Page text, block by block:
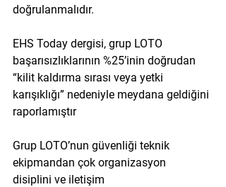
doğrulanmalıdır.
EHS Today dergisi, grup LOTO
başarısızlıklarının %25’inin doğrudan
“kilit kaldırma sırası veya yetki
karışıklığı” nedeniyle meydana geldiğini
raporlamıştır
Grup LOTO’nun güvenliği teknik
ekipmandan çok organizasyon
disiplini ve iletişim